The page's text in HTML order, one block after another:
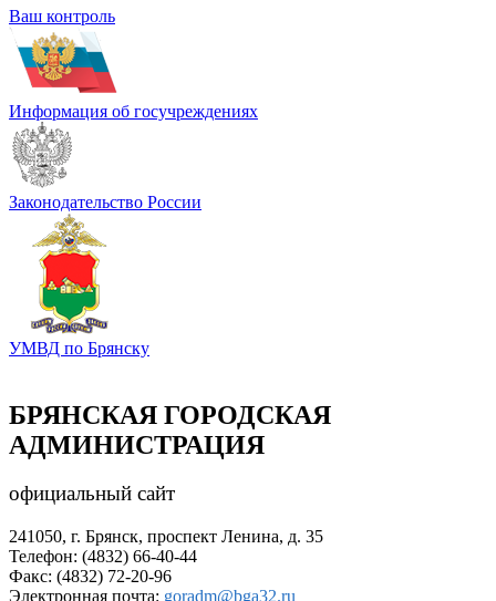
Ваш контроль
Информация об госучреждениях
Законодательство России
УМВД по Брянску
БРЯНСКАЯ ГОРОДСКАЯ
АДМИНИСТРАЦИЯ
официальный сайт
241050, г. Брянск, проспект Ленина, д. 35
Телефон: (4832) 66-40-44
Факс: (4832) 72-20-96
Электронная почта: goradm@bga32.ru